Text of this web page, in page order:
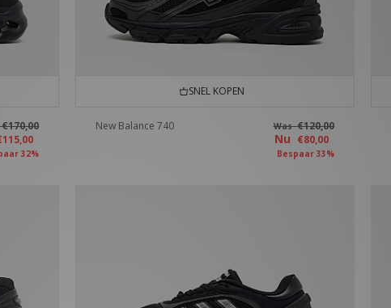
€170,00
32%
SNEL KOPEN
New Balance 740 Was€120,00
Nu €80,00
Bespaar 33%